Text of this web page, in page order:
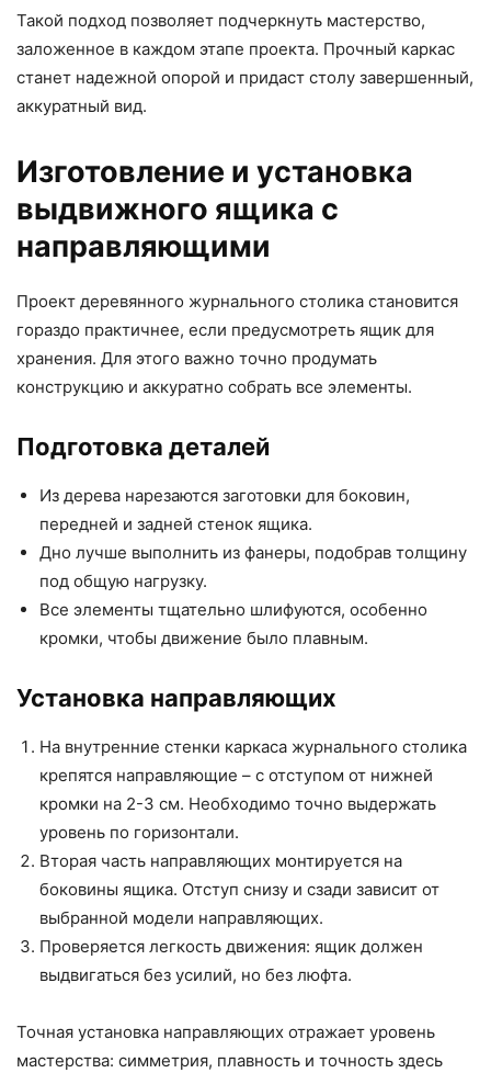
Такой подход позволяет подчеркнуть мастерство,
заложенное в каждом этапе проекта. Прочный каркас
станет надежной опорой и придаст столу завершенный,
аккуратный вид.
Изготовление и установка
выдвижного ящика с
направляющими
Проект деревянного журнального столика становится
гораздо практичнее, если предусмотреть ящик для
хранения. Для этого важно точно продумать
конструкцию и аккуратно собрать все элементы.
Подготовка деталей
Из дерева нарезаются заготовки для боковин,
передней и задней стенок ящика.
Дно лучше выполнить из фанеры, подобрав толщину
под общую нагрузку.
Все элементы тщательно шлифуются, особенно
кромки, чтобы движение было плавным.
Установка направляющих
На внутренние стенки каркаса журнального столика
крепятся направляющие – с отступом от нижней
кромки на 2-3 см. Необходимо точно выдержать
уровень по горизонтали.
Вторая часть направляющих монтируется на
боковины ящика. Отступ снизу и сзади зависит от
выбранной модели направляющих.
Проверяется легкость движения: ящик должен
выдвигаться без усилий, но без люфта.
Точная установка направляющих отражает уровень
мастерства: симметрия, плавность и точность здесь